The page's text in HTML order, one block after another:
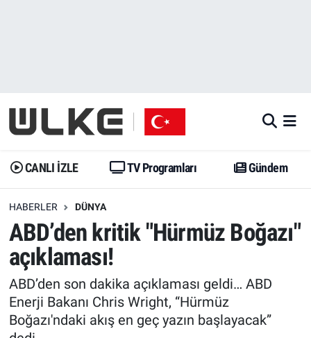
CANLI İZLE TV Programları Gündem
HABERLER DÜNYA
ABD’den kritik "Hürmüz Boğazı"
açıklaması!
ABD’den son dakika açıklaması geldi… ABD
Enerji Bakanı Chris Wright, “Hürmüz
Boğazı'ndaki akış en geç yazın başlayacak”
Gündem
Dünya
Erişim Bilgileri
Ekonomi
Trend
Gündem
Trend
Erişim Bilgileri
Spor
Ekonomi
İstanbul Namaz Vakitleri
Trafik Durumu
Erişim Bilgileri
Tüm Manşetler
Son Dakika Haberleri